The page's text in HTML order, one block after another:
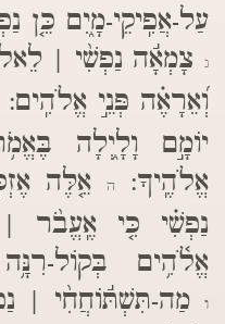
עַל-אֲפִֽיקֵי-מָ֑יִם כֵּ֤ן
ג
צָמְאָ֬ה נַפְשִׁ֨י |
וְ֝אֵרָאֶ֗ה פְּנֵ֣י אֱלֹהִֽים:
יוֹמָ֣ם וָלָ֑יְלָה
אֱלֹהֶֽיךָ:
האֵ֤לֶּה
נַפְשִׁ֗י כִּ֤י אֶֽעֱבֹ֨ר
אֱלֹ֫הִ֥ים בְּקוֹל-
ו
מַה-תִּשְׁתּ֬וֹחֲחִ֨י |